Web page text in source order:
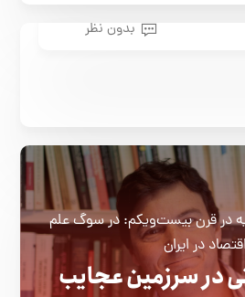
بدون نظر
در قرن بیست‌ویکم: در سوگ علم
اقتصاد در ایران
در سرزمین عجایب